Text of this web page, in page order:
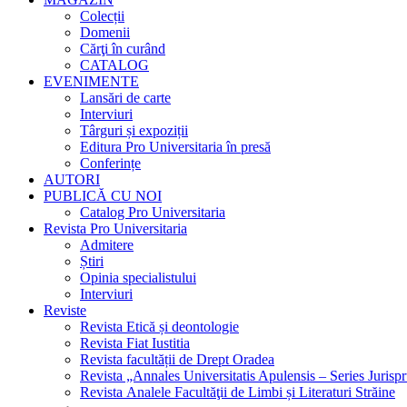
Colecții
Domenii
Cărţi în curând
CATALOG
EVENIMENTE
Lansări de carte
Interviuri
Târguri și expoziții
Editura Pro Universitaria în presă
Conferințe
AUTORI
PUBLICĂ CU NOI
Catalog Pro Universitaria
Revista Pro Universitaria
Admitere
Știri
Opinia specialistului
Interviuri
Reviste
Revista Etică și deontologie
Revista Fiat Iustitia
Revista facultății de Drept Oradea
Revista „Annales Universitatis Apulensis – Series
Revista Analele Facultăţii de Limbi și Literaturi Străine